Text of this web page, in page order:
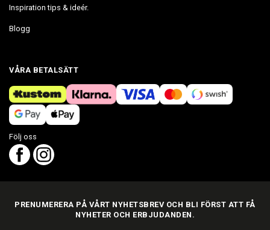
Inspiration tips & ideér.
Blogg
VÅRA BETALSÄTT
Följ oss
PRENUMERERA PÅ VÅRT NYHETSBREV OCH BLI FÖRST ATT FÅ
NYHETER OCH ERBJUDANDEN.